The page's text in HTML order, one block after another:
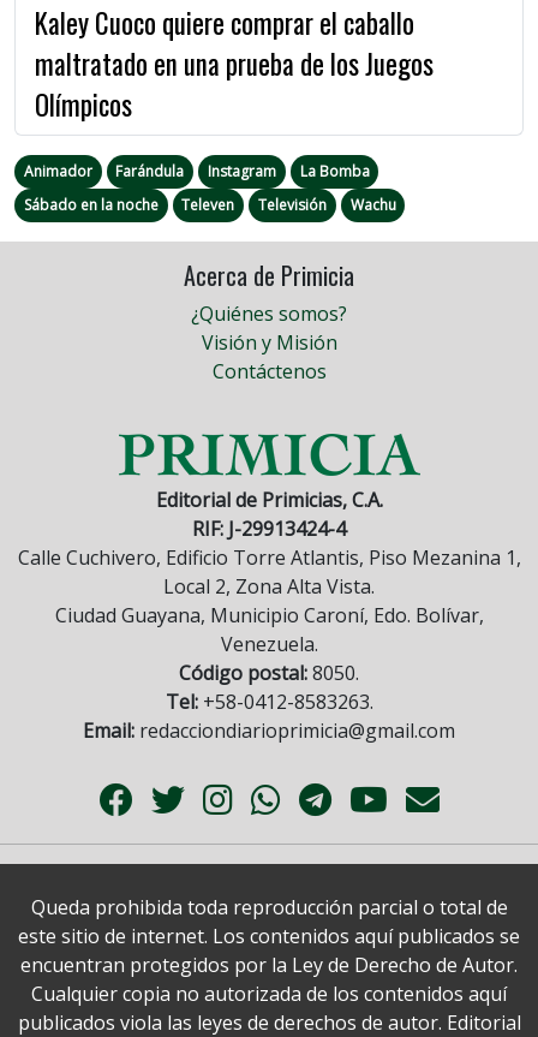
Kaley Cuoco quiere comprar el caballo
maltratado en una prueba de los Juegos
Olímpicos
Animador Farándula Instagram
La Bomba
Sábado en la noche
Televen Televisión Wachu
Acerca de Primicia
¿Quiénes somos?
Visión y Misión
Contáctenos
Editorial de Primicias, C.A.
RIF: J-29913424-4
Calle Cuchivero, Edificio Torre Atlantis, Piso Mezanina 1,
Local 2, Zona Alta Vista.
Ciudad Guayana, Municipio Caroní, Edo. Bolívar,
Venezuela.
Código postal:8050.
Tel:+58-0412-8583263.
Email: redacciondiarioprimicia@gmail.com
Queda prohibida toda reproducción parcial o total de
este sitio de internet. Los contenidos aquí publicados se
encuentran protegidos por la Ley de Derecho de Autor.
Cualquier copia no autorizada de los contenidos aquí
publicados viola las leyes de derechos de autor. Editorial